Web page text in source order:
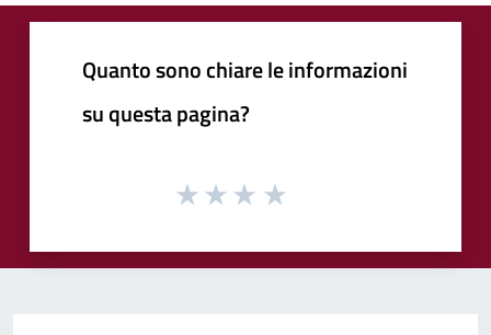
Quanto sono chiare le informazioni
su questa pagina?